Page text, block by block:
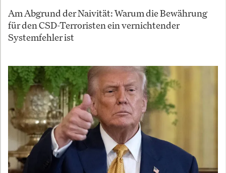
Am Abgrund der Naivität: Warum die Bewährung
für den CSD-Terroristen ein vernichtender
Systemfehler ist